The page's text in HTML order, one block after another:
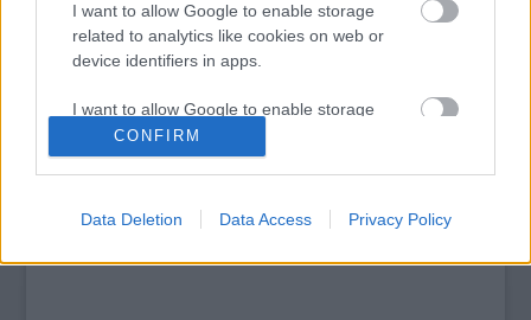
I want to allow Google to enable storage
related to analytics like cookies on web or
device identifiers in apps.
I want to allow Google to enable storage
related to functionality of the website or app.
related to personalization.
CONFIRM
Data Deletion Data Access Privacy Policy
Hírlevél feliratkozás